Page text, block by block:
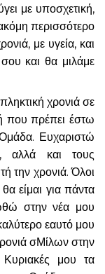
με υποσχετική,
περισσότερο
με υγεία, και
και θα μιλάμε
χρονιά σε
που πρέπει έστω
Ευχαριστώ
αλλά και τους
την χρονιά. Όλοι
είμαι για πάντα
στην νέα μου
εαυτό μου
σΜίλων στην
μου τα